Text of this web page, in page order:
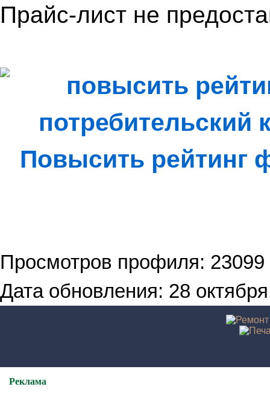
Прайс-лист не
Повысить рейтинг
Просмотров профиля: 23099
Дата обновления: 28 октября
Реклама